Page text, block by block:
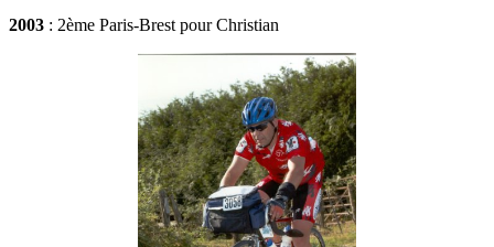
2003 : 2ème Paris-Brest pour Christian